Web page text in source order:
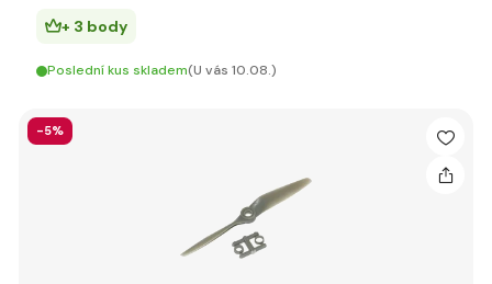
+ 3 body
Poslední kus skladem(U vás 10.08.)
-5%